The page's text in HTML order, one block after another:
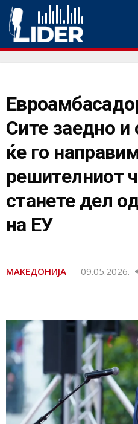
Сите заедно
ќе го
решителниот
станете дел
на ЕУ
МАКЕДОНИЈА 09.05.2026.